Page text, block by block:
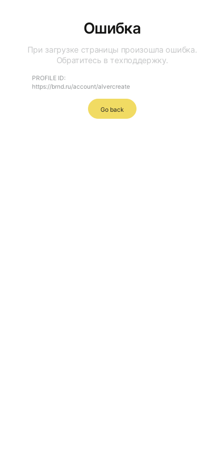
Ошибка
При загрузке страницы произошла ошибка.
Обратитесь в техподдержку.
PROFILE ID:
https://brnd.ru/account/alvercreate
Go back